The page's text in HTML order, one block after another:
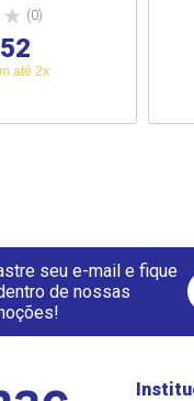
(0)
até 2x
seu e-mail e fique
de nossas